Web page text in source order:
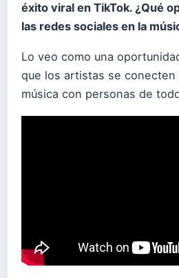
éxito viral en TikTok. ¿Qué
las redes sociales en la mú
Lo veo como una
que los artistas se conecten
música con personas de